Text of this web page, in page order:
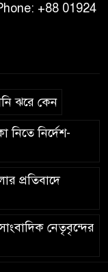
জন
+88 01924
ঝরে কেন
নিতে নির্দেশ-
প্রতিবাদে
নেতৃবৃন্দের